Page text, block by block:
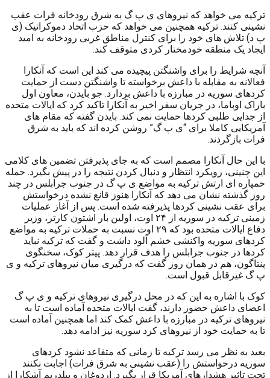
ترکیه می خواهد که نیروهای ی پ گ به شرق رودخانه فرات عقب
نشینی کنند. ترکیه همچنین می خواهد که حزب اتحاد دموکراتیک (ی
پ د) تلاش های خود را برای کنترل مناطق غربی رودخانه به امید
ایجاد یک منطقه خودمختار کردی متوقف کند.
آنچه شرایط را برای واشنگتن پیچیده می کند این است که آنکارا
فعالانه به مقابله با داعش برخواسته تا واشنگتن دست از حمایت
کردهای سوریه در مبارزه با داعش بردارد. جو بایدن، معاون اول
باراک اوباما، در جریان سفر اخیر به آنکارا تاکید کرد که ایالات متحده
از جدایی طلبی کردها حمایت نمی کند. بایدن گفته که مقام های
آمریکایی کاملا برای “ی پ گ” روشن کرده اند که باید به شرق
فرات بازگردند.
با این حال آنکارا مصمم است که به جای پذیرفتن تضمین های کلامی
این چنینی، رویکرد انتظار و دنبال کردن نتیجه را در پیش بگیرد. حمله
خمپاره ای ارتش ترکیه به مواضع ی پ گ در جنوب جرابلس در چند
روز گذشته نشان می دهد که آنکارا هنوز قانع نشده درخواستش
برای عقب نشینی کردها پذیرفته شده است. پس از آغاز عملیات
زمینی ترکیه در سوریه از ۲۴ اوت، اولین بار اشتون کارتر، وزیر
دفاع ایالات متحده بود که ۲۹ اوت نسبت به حملات ترکیه به مواضع
کردهای سوریه واکنشی خشم آلود داشت و گفت که ترکیه نباید
کردها در جنوب جرابلس را هدف قرار دهد. پیتر کوک، سخنگوی
پنتاگون، هم در همان روز گفت که درگیری میان نیروهای ترکیه و ی
پ گ غیرقابل قبول است.
کوک با اشاره به این که در محل درگیری نیروهای ترکیه و ی پ گ
اعضای داعش حضور دارند، گفت ایالات متحده آماده است تا به
نیروهای ترکیه در مبارزه با داعش کمک کند اما همچنین آماده است
تا به حمایت خود از نیروهای کرد سوریه نیز ادامه دهد.
بعید به نظر می رسد ترکیه تا زمانی که متقاعد نشود کردهای
سوریه درخواستش را (عقب نشینی به شرق فرات) اجابت نکنند
تحت تاثیر هشدارهای آمریکا قرار بگیرد. اردوغان و ییلدریم آشکارا از